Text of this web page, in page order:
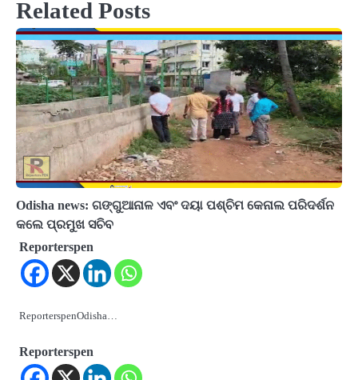
Related Posts
Odisha news: ଗଙ୍ଗୁଆନାଳ ଏବଂ ଦୟା ପଶ୍ଚିମ କେନାଲ ପରିଦର୍ଶନ
କଲେ ପ୍ରମୁଖ ସଚିବ
Reporterspen
ReporterspenOdisha…
Reporterspen